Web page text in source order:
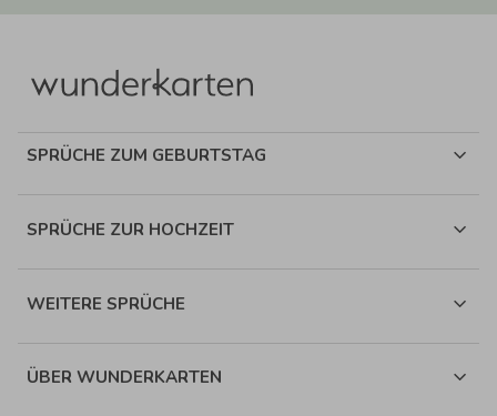
SPRÜCHE ZUM GEBURTSTAG
SPRÜCHE ZUR HOCHZEIT
WEITERE SPRÜCHE
ÜBER WUNDERKARTEN